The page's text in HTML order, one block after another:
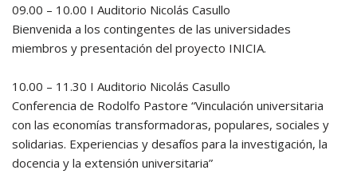
09.00 – 10.00 I Auditorio Nicolás Casullo
Bienvenida a los contingentes de las universidades
miembros y presentación del proyecto INICIA.
10.00 – 11.30 I Auditorio Nicolás Casullo
Conferencia de Rodolfo Pastore “Vinculación universitaria
con las economías transformadoras, populares, sociales y
solidarias. Experiencias y desafíos para la investigación, la
docencia y la extensión universitaria”